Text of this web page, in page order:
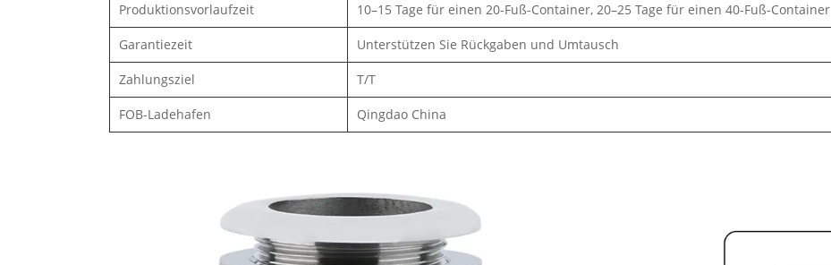
Produktionsvorlaufzeit 10–15 Tage für einen 20-Fuß-Container, 20–25 Tage für einen 40-Fuß-Container
Garantiezeit Unterstützen Sie Rückgaben und Umtausch
Zahlungsziel T/T
FOB-Ladehafen Qingdao China